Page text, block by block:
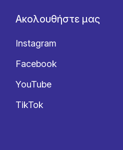
Ακολουθήστε μας
Instagram
Facebook
YouTube
TikTok